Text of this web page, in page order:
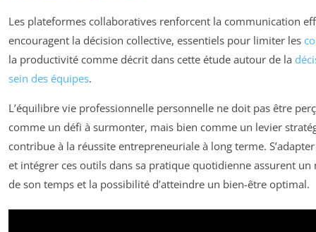
Les plateformes collaboratives renforcent la communication
encouragent la décision collective, essentiels pour limiter les
la productivité comme décrit dans cette étude autour de la
sein des équipes.
L’équilibre vie professionnelle personnelle ne doit pas être
comme un défi à surmonter, mais bien comme un levier
contribue à la réussite entrepreneuriale à long terme.
et intégrer ces outils dans sa pratique quotidienne assurent
de son temps et la possibilité d’atteindre un bien-être optimal.